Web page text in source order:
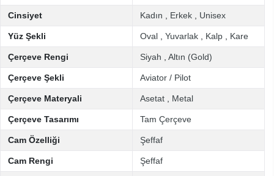
Cinsiyet Kadın Erkek Unisex
Yüz Şekli Oval Yuvarlak Kalp Kare
Çerçeve Rengi Siyah Altın (Gold)
Çerçeve Şekli Aviator / Pilot
Çerçeve Materyali Asetat Metal
Çerçeve Tasarımı Tam Çerçeve
Cam Özelliği Şeffaf
Cam Rengi Şeffaf